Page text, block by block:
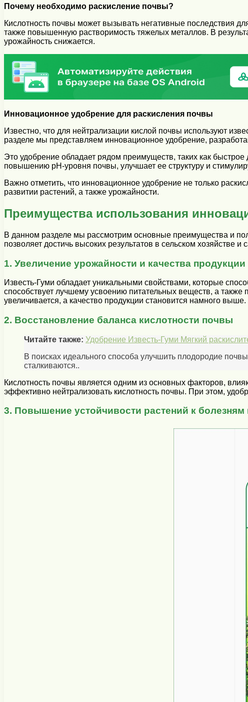
Почему необходимо раскисление почвы?
Кислотность почвы может вызывать негативные последствия
также повышенную растворимость тяжелых металлов. В
урожайность снижается.
Инновационное удобрение для раскисления почвы
Известно, что для нейтрализации кислой почвы используют
разделе мы представляем инновационное удобрение,
Это удобрение обладает рядом преимуществ, таких как
повышению pH-уровня почвы, улучшает ее структуру и
Важно отметить, что инновационное удобрение не только
развитии растений, а также урожайности.
Преимущества использования
В данном разделе мы рассмотрим основные преимущества и
позволяет достичь высоких результатов в сельском хозяйстве
1. Увеличение урожайности и качества продукции
Известь-Гуми обладает уникальными свойствами, которые
способствует лучшему усвоению питательных веществ, а также
увеличивается, а качество продукции становится намного выше.
2. Восстановление баланса кислотности почвы
Читайте также: Удобрение Известь-Гуми Мягкий
В поисках идеального способа улучшить плодородие
сталкиваются..
Кислотность почвы является одним из основных факторов,
эффективно нейтрализовать кислотность почвы. При этом,
3. Повышение устойчивости растений к болезням